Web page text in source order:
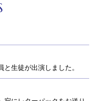
生徒が出演しました。